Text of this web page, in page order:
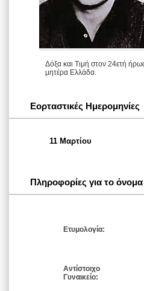
Δόξα και Τιμή στον 24ετή
μητέρα Ελλάδα.
Εορταστικές Ημερομηνίες
11 Μαρτίου
Πληροφορίες για το όνομα
Ετυμολογία:
Αντίστοιχο
Γυναικείο: